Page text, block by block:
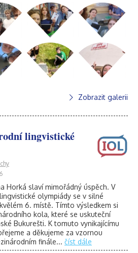
Zobrazit galerii
lingvistické
Horká slaví mimořádný úspěch. V
olympiády se v silné
6. místě. Tímto výsledkem si
kola, které se uskuteční
Bukurešti. K tomuto vynikajícímu
a děkujeme za vzornou
finále... číst dále